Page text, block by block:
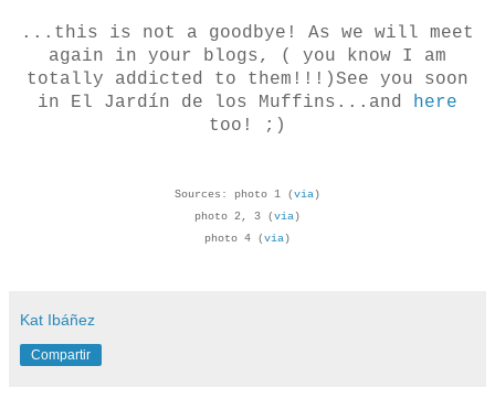
...this is not a goodbye! As we will meet
again in your blogs, ( you know I am
totally addicted to them!!!)See you soon
in El Jardín de los Muffins...and here
too! ;)
Sources: photo 1 (via)
photo 2, 3 (via)
photo 4 (via)
Kat Ibáñez
Compartir